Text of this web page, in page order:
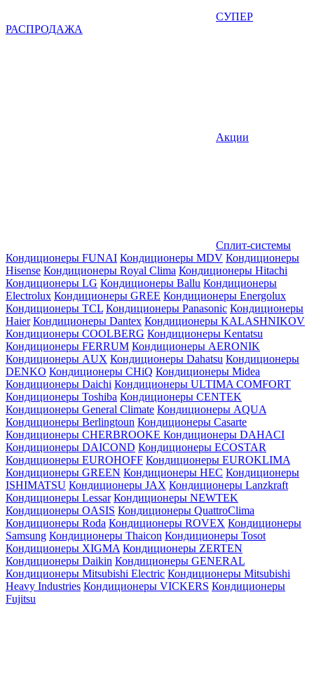
СУПЕР
РАСПРОДАЖА
Акции
Сплит-системы
Кондиционеры FUNAI Кондиционеры MDV Кондиционеры
Hisense Кондиционеры Royal Clima Кондиционеры Hitachi
Кондиционеры LG Кондиционеры Ballu Кондиционеры
Electrolux Кондиционеры GREE Кондиционеры Energolux
Кондиционеры TCL Кондиционеры Panasonic Кондиционеры
Haier Кондиционеры Dantex Кондиционеры KALASHNIKOV
Кондиционеры СOOLBERG Кондиционеры Kentatsu
Кондиционеры FERRUM Кондиционеры AERONIK
Кондиционеры AUX Кондиционеры Dahatsu Кондиционеры
DENKO Кондиционеры CHiQ Кондиционеры Midea
Кондиционеры Daichi Кондиционеры ULTIMA COMFORT
Кондиционеры Toshiba Кондиционеры CENTEK
Кондиционеры General Climate Кондиционеры AQUA
Кондиционеры Berlingtoun Кондиционеры Casarte
Кондиционеры CHERBROOKE Кондиционеры DAHACI
Кондиционеры DAICOND Кондиционеры ECOSTAR
Кондиционеры EUROHOFF Кондиционеры EUROKLIMA
Кондиционеры GREEN Кондиционеры HEC Кондиционеры
ISHIMATSU Кондиционеры JAX Кондиционеры Lanzkraft
Кондиционеры Lessar Кондиционеры NEWTEK
Кондиционеры OASIS Кондиционеры QuattroClima
Кондиционеры Roda Кондиционеры ROVEX Кондиционеры
Samsung Кондиционеры Thaicon Кондиционеры Tosot
Кондиционеры XIGMA Кондиционеры ZERTEN
Кондиционеры Daikin Кондиционеры GENERAL
Кондиционеры Mitsubishi Electric Кондиционеры Mitsubishi
Heavy Industries Кондиционеры VICKERS Кондиционеры
Fujitsu